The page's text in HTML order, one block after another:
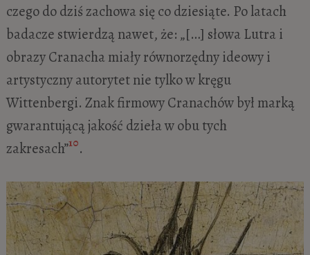
czego do dziś zachowa się co dziesiąte. Po latach
badacze stwierdzą nawet, że: „[…] słowa Lutra i
obrazy Cranacha miały równorzędny ideowy i
artystyczny autorytet nie tylko w kręgu
Wittenbergi. Znak firmowy Cranachów był marką
gwarantującą jakość dzieła w obu tych
zakresach”10.